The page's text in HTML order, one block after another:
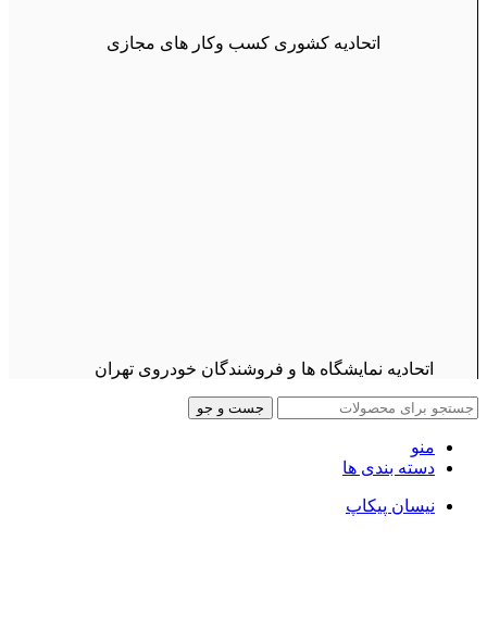
اتحادیه کشوری کسب وکار های مجازی
اتحادیه نمایشگاه ها و فروشندگان خودروی تهران
جست و جو
منو
دسته بندی ها
نیسان پیکاپ